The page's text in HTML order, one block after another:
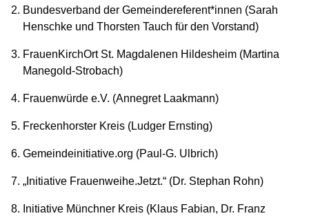
Bundesverband der Gemeindereferent*innen (Sarah
Henschke und Thorsten Tauch für den Vorstand)
FrauenKirchOrt St. Magdalenen Hildesheim (Martina
Manegold-Strobach)
Frauenwürde e.V. (Annegret Laakmann)
Freckenhorster Kreis (Ludger Ernsting)
Gemeindeinitiative.org (Paul-G. Ulbrich)
„Initiative Frauenweihe.Jetzt.“ (Dr. Stephan Rohn)
Initiative Münchner Kreis (Klaus Fabian, Dr. Franz